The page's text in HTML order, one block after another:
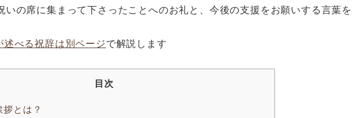
の席に集まって下さったことへのお礼と、今後の支援をお願いする言葉を
べる祝辞は別ページで解説します
目次
とは？